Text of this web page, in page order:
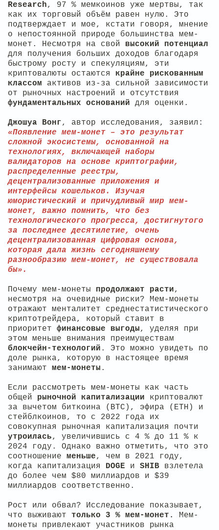
Research, 97 % мемкоинов уже мертвы, так
как их торговый объём равен нулю. Это
подтверждает и мое, кстати говоря, мнение
о непостоянной природе большинства мем-
монет. Несмотря на свой высокий потенциал
для получения больших доходов благодаря
быстрому росту и спекуляциям, эти
криптовалюты остаются крайне рискованным
классом активов из-за сильной зависимости
от рыночных настроений и отсутствия
фундаментальных оснований для оценки.
Джошуа Вонг, автор исследования, заявил:
«Появление мем-монет – это результат
сложной экосистемы, основанной на
технологиях, включающей наборы
валидаторов на основе криптографии,
распределенные реестры,
децентрализованные приложения и
интерфейсы кошельков. Изучая
юмористический и причудливый мир мем-
монет, важно помнить, что без
технологического прогресса, достигнутого
за последнее десятилетие, очень
децентрализованная цифровая основа,
которая дала жизнь сегодняшнему
разнообразию мем-монет, не существовала
бы».
Почему мем-монеты продолжают расти,
несмотря на очевидные риски? Мем-монеты
отражают менталитет среднестатистического
криптотрейдера, который ставит в
приоритет финансовые выгоды, уделяя при
этом меньше внимания преимуществам
блокчейн-технологий . Это можно увидеть по
доле рынка, которую в настоящее время
занимают мем-монеты .
Если рассмотреть мем-монеты как часть
общей рыночной капитализации криптовалют
за вычетом биткоина (BTC), эфира (ETH) и
стейблкоинов, то с 2022 года их
совокупная рыночная капитализация почти
утроилась, увеличившись с 4 % до 11 % к
2024 году. Однако важно отметить, что это
соотношение меньше, чем в 2021 году,
когда капитализация DOGE и SHIB взлетела
до более чем $80 миллиардов и $39
миллиардов соответственно.
Рост или обвал? Исследование показывает,
что выживают только 3 % мем-монет.
Мем-
монеты привлекают участников рынка